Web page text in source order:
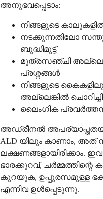
അനുഭവപ്പെടാം:
നിങ്ങളുടെ
നടക്കുന്നതിലോ
ബുദ്ധിമുട്ട്
മൂത്രസഞ്ചി
പ്രശ്നങ്ങൾ
നിങ്ങളുടെ
അല്ലെങ്കിൽ
ലൈംഗിക
അഡ്രീനൽ
ALD യിലും കാണാം, അത്
ലക്ഷണങ്ങളായിരിക്കാം.
ഭാരക്കുറവ്, ചർമ്മത്തിന്റെ
കുറയുക, ഉപ്പുരസമുള്ള
എന്നിവ ഉൾപ്പെടുന്നു.